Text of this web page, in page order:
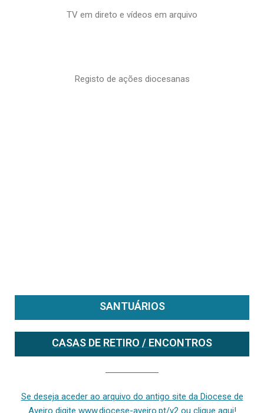
TV em direto e vídeos em arquivo
Registo de ações diocesanas
SANTUÁRIOS
CASAS DE RETIRO / ENCONTROS
Se deseja aceder ao arquivo do antigo site da Diocese de
Aveiro digite www.diocese-aveiro.pt/v2 ou clique aqui!